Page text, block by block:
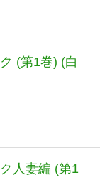
(第1巻) (白
人妻編 (第1